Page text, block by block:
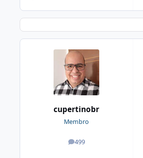
cupertinobr
Membro
499
posts